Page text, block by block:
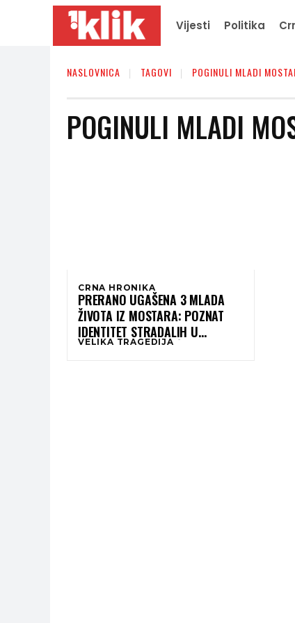
Vijesti Politika
NASLOVNICA TAGOVI POGINULI MLADI
POGINULI MLADI
CRNA HRONIKA
PRERANO UGAŠENA 3 MLADA
ŽIVOTA IZ MOSTARA: POZNAT
IDENTITET STRADALIH U
STRAŠNOJ SAOBRAĆAJNOJ
VELIKA TRAGEDIJA